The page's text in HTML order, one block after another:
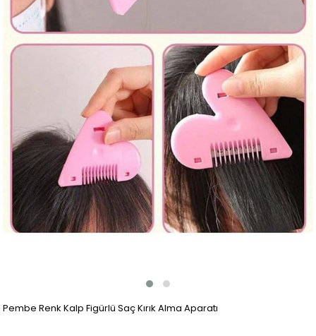
Pembe Renk Kalp Figürlü Saç Kırık Alma Aparatı